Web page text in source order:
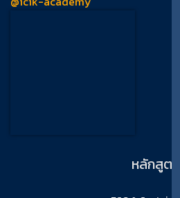
หลักสูตร